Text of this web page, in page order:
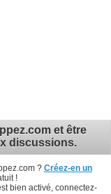
et être
discussions.
? Créez-en un
!
bien activé, connectez-